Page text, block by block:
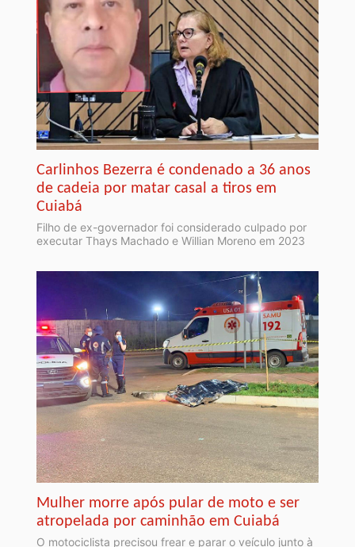
Carlinhos Bezerra é condenado a 36 anos
de cadeia por matar casal a tiros em
Cuiabá
Filho de ex-governador foi considerado culpado por
executar Thays Machado e Willian Moreno em 2023
Mulher morre após pular de moto e ser
atropelada por caminhão em Cuiabá
O motociclista precisou frear e parar o veículo junto à